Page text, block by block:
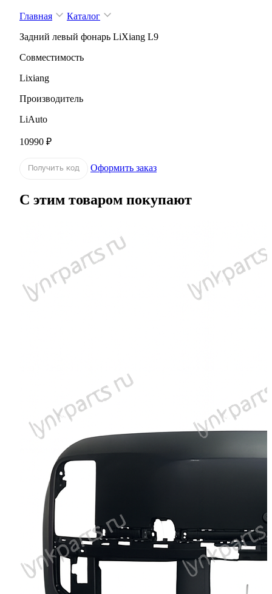
Главная
Каталог
Задний левый фонарь LiXiang L9
Совместимость
Lixiang
Производитель
LiAuto
10990 ₽
Получить код Оформить заказ
С этим товаром покупают